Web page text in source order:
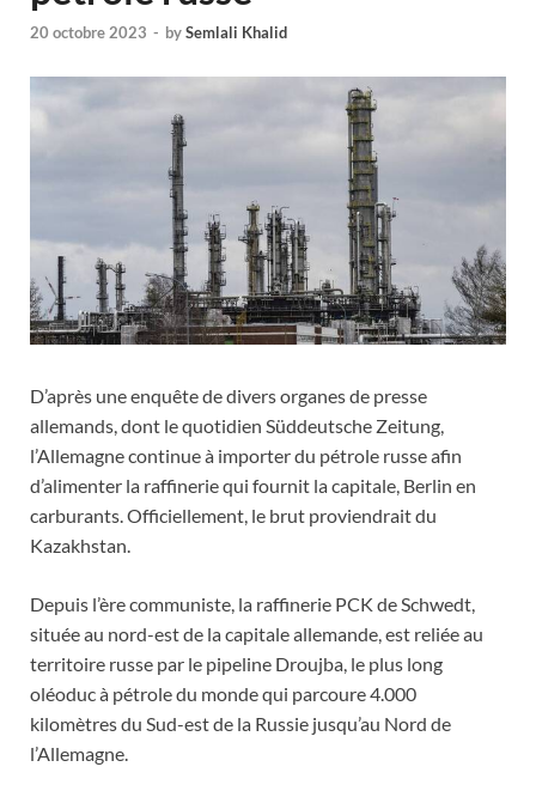
20 octobre 2023 - bySemlali Khalid
D’après une enquête de divers organes de presse
allemands, dont le quotidien Süddeutsche Zeitung,
l’Allemagne continue à importer du pétrole russe afin
d’alimenter la raffinerie qui fournit la capitale, Berlin en
carburants. Officiellement, le brut proviendrait du
Kazakhstan.
Depuis l’ère communiste, la raffinerie PCK de Schwedt,
située au nord-est de la capitale allemande, est reliée au
territoire russe par le pipeline Droujba, le plus long
oléoduc à pétrole du monde qui parcoure 4.000
kilomètres du Sud-est de la Russie jusqu’au Nord de
l’Allemagne.